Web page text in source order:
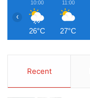
10:00
26°C
11:00
27°C
‹
Recent